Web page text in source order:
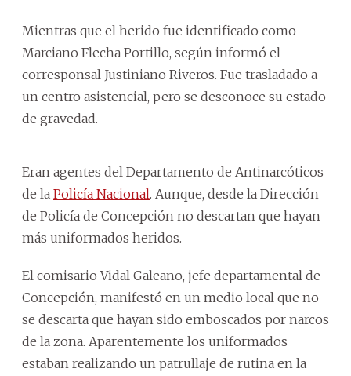
Mientras que el herido fue identificado como
Marciano Flecha Portillo, según informó el
corresponsal Justiniano Riveros. Fue trasladado a
un centro asistencial, pero se desconoce su estado
de gravedad.
Eran agentes del Departamento de Antinarcóticos
de la Policía Nacional. Aunque, desde la Dirección
de Policía de Concepción no descartan que hayan
más uniformados heridos.
El comisario Vidal Galeano, jefe departamental de
Concepción, manifestó en un medio local que no
se descarta que hayan sido emboscados por narcos
de la zona. Aparentemente los uniformados
estaban realizando un patrullaje de rutina en la